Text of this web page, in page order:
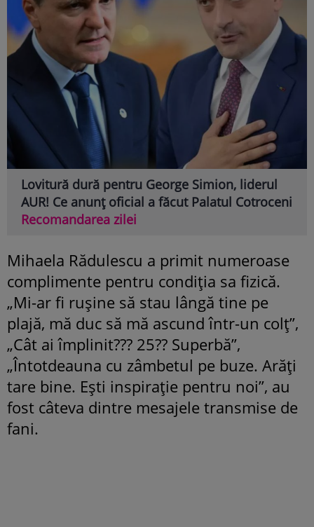
Lovitură dură pentru George Simion, liderul
AUR! Ce anunț oficial a făcut Palatul Cotroceni
Recomandarea zilei
Mihaela Rădulescu a primit numeroase
complimente pentru condiția sa fizică.
„Mi-ar fi rușine să stau lângă tine pe
plajă, mă duc să mă ascund într-un colț”,
„Cât ai împlinit??? 25?? Superbă”,
„Întotdeauna cu zâmbetul pe buze. Arăți
tare bine. Ești inspirație pentru noi”, au
fost câteva dintre mesajele transmise de
fani.